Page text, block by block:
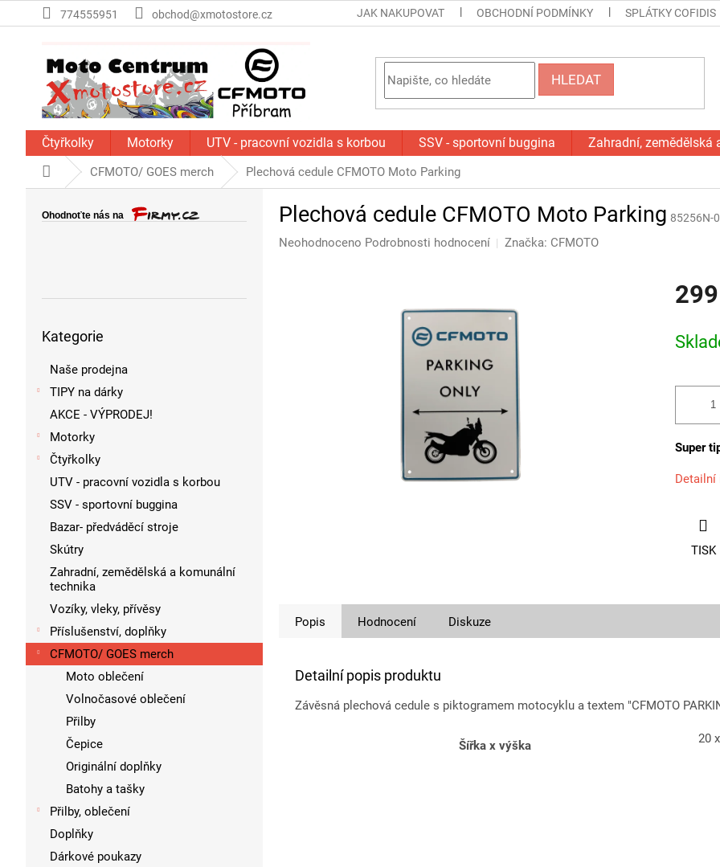
na
774555951 obchod@xmotostore.cz JAK NAKUPOVAT OBCHODNÍ PODMÍNKY SPLÁTKY COFIDIS
HLEDAT
Čtyřkolky Motorky UTV - pracovní vozidla s korbou SSV - sportovní buggina Zahradní, zemědělská
Domů CFMOTO/ GOES merch Plechová cedule CFMOTO Moto Parking
kategorie
Kategorie
Naše prodejna
TIPY na dárky
AKCE - VÝPRODEJ!
Motorky
Čtyřkolky
UTV - pracovní vozidla s korbou
SSV - sportovní buggina
Bazar- předváděcí stroje
Skútry
Zahradní, zemědělská a komunální
technika
Vozíky, vleky, přívěsy
Příslušenství, doplňky
CFMOTO/ GOES merch
Moto oblečení
Volnočasové oblečení
Přilby
Čepice
Originální doplňky
Batohy a tašky
Přilby, oblečení
Doplňky
Dárkové poukazy
Plechová cedule CFMOTO Moto Parking 85256N-
Průměrné
Neohodnoceno Podrobnosti hodnocení Značka: CFMOTO
cena:
Super
Detailní
TISK
Popis Hodnocení Diskuze
Detailní popis produktu
Závěsná plechová cedule s piktogramem motocyklu a textem "CFMOTO
Šířka x výška 20